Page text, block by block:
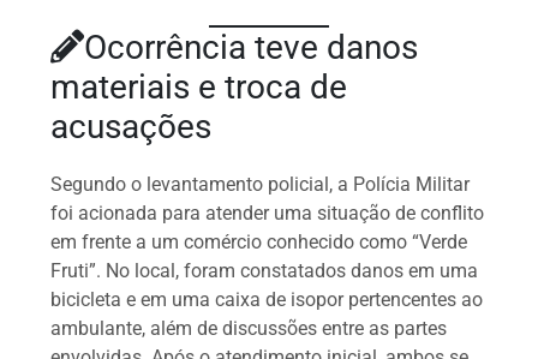
Ocorrência teve danos
materiais e troca de
acusações
Segundo o levantamento policial, a Polícia Militar
foi acionada para atender uma situação de conflito
em frente a um comércio conhecido como “Verde
Fruti”. No local, foram constatados danos em uma
bicicleta e em uma caixa de isopor pertencentes ao
ambulante, além de discussões entre as partes